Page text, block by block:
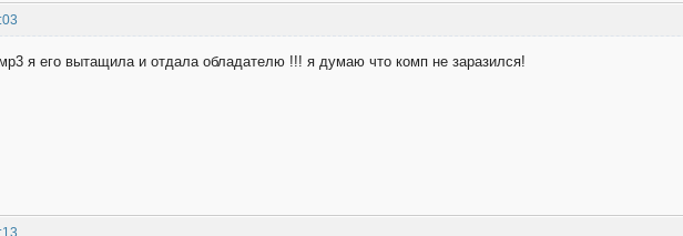
я его вытащила и отдала обладателю !!! я думаю что комп не заразился!